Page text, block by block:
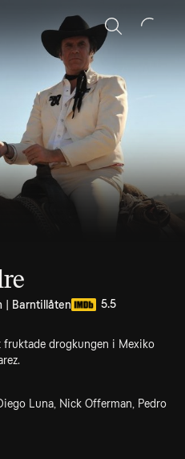
Sök
| Barntillåten 5.5
fruktade drogkungen i Mexiko
Luna, Nick Offerman, Pedro